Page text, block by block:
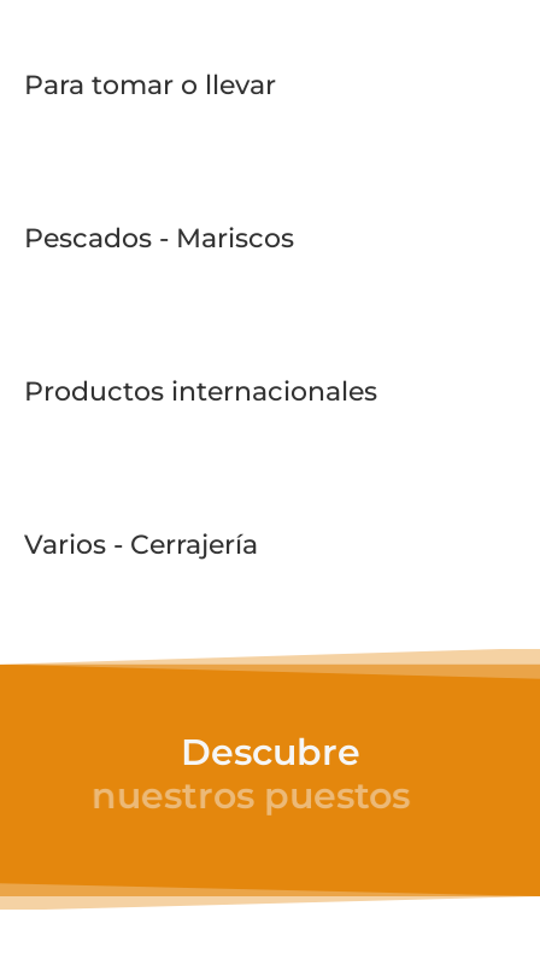
Para tomar o llevar
Pescados - Mariscos
Productos internacionales
Varios - Cerrajería
Descubre
nuestros alimentos